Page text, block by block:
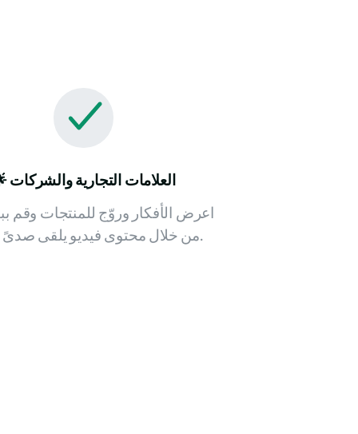
العلامات التجارية والشركات
اعرض الأفكار وروّج للمنتجات وقم
من خلال محتوى فيديو يلقى صدىً واسعاً.